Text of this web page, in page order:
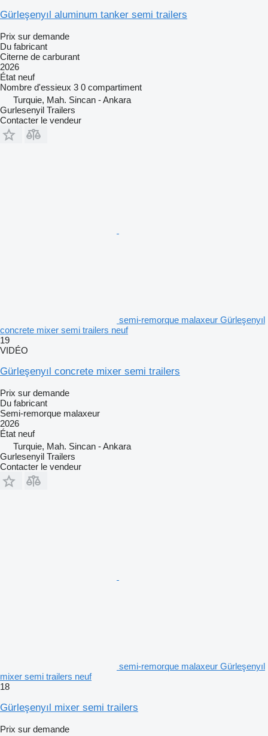
Gürleşenyıl aluminum tanker semi trailers
Prix sur demande
Du fabricant
Citerne de carburant
2026
État neuf
Nombre d'essieux 3 0 compartiment
Turquie, Mah. Sincan - Ankara
Gurlesenyil Trailers
Contacter le vendeur
semi-remorque malaxeur Gürleşenyıl
concrete mixer semi trailers neuf
19
VIDÉO
Gürleşenyıl concrete mixer semi trailers
Prix sur demande
Du fabricant
Semi-remorque malaxeur
2026
État neuf
Turquie, Mah. Sincan - Ankara
Gurlesenyil Trailers
Contacter le vendeur
semi-remorque malaxeur Gürleşenyıl
mixer semi trailers neuf
18
Gürleşenyıl mixer semi trailers
Prix sur demande